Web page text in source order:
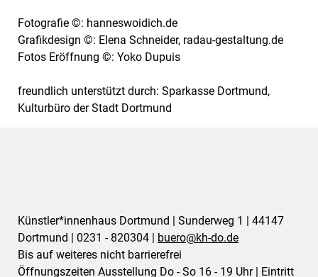
Fotografie ©: hanneswoidich.de
Grafikdesign ©: Elena Schneider, radau-gestaltung.de
Fotos Eröffnung ©: Yoko Dupuis
freundlich unterstützt durch: Sparkasse Dortmund,
Kulturbüro der Stadt Dortmund
Künstler*innenhaus Dortmund | Sunderweg 1 | 44147
Dortmund | 0231 - 820304 | buero@kh-do.de
Bis auf weiteres nicht barrierefrei
Öffnungszeiten Ausstellung Do - So 16 - 19 Uhr | Eintritt